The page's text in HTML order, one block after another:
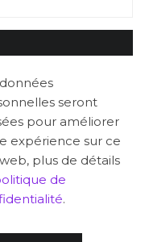
seront
pour améliorer
expérience sur ce
plus de détails
de
.